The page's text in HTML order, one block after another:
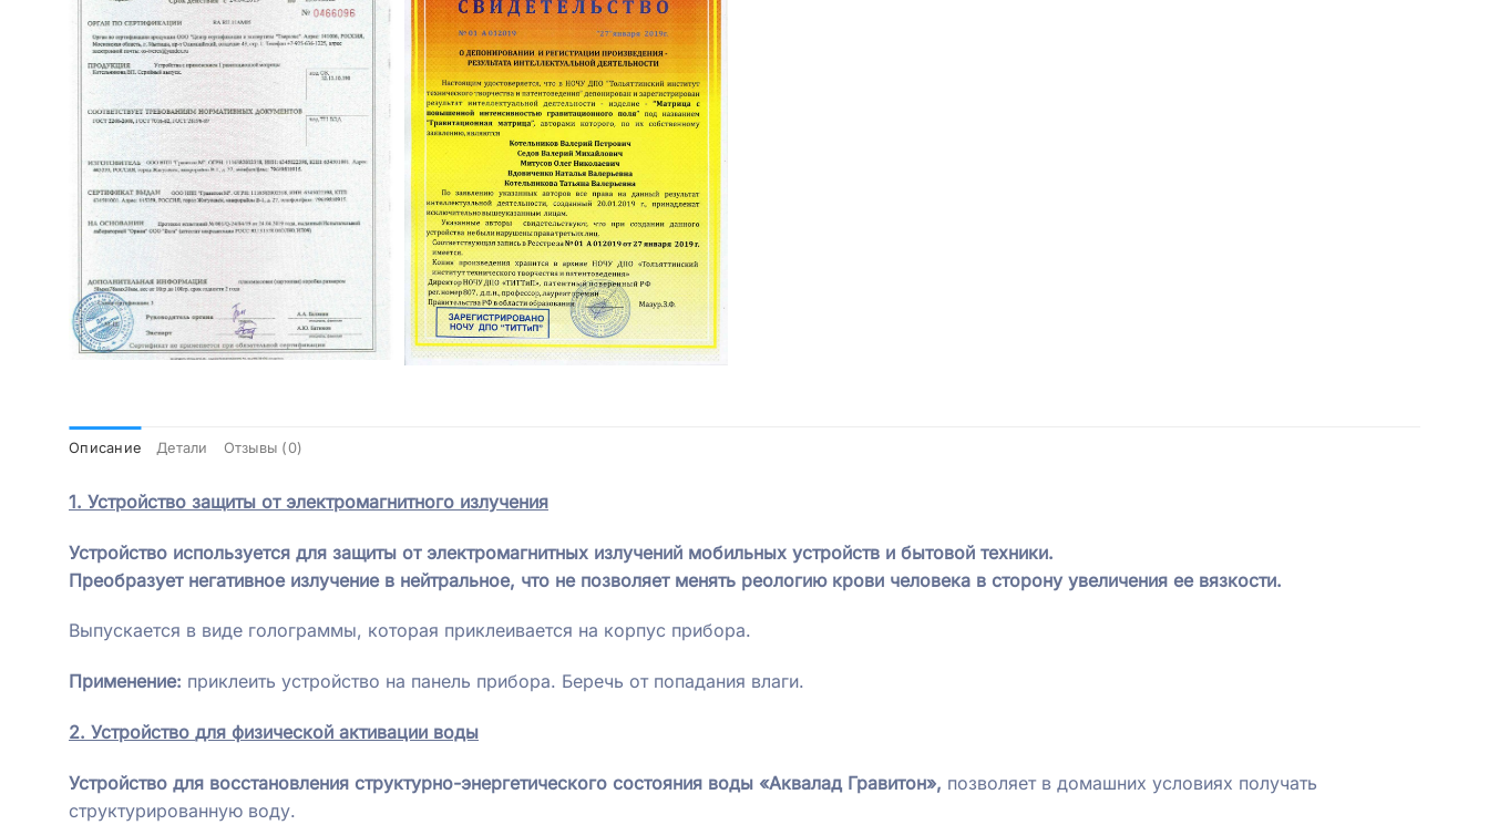
Описание Детали Отзывы (0)
1. Устройство защиты от электромагнитного излучения
Устройство используется для защиты от электромагнитных излучений мобильных устройств и бытовой техники.
Преобразует негативное излучение в нейтральное, что не позволяет менять реологию крови человека в сторону увеличения ее вязкости.
Выпускается в виде голограммы, которая приклеивается на корпус прибора.
Применение: приклеить устройство на панель прибора. Беречь от попадания влаги.
2. Устройство для физической активации воды
Устройство для восстановления структурно-энергетического состояния воды «Аквалад Гравитон», позволяет в домашних условиях получать
структурированную воду.